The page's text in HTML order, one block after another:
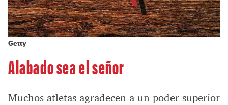
Getty
Alabado sea el señor
Muchos atletas agradecen a un poder superior